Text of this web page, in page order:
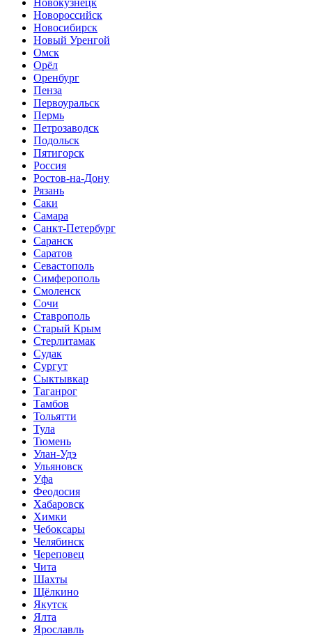
Новороссийск
Новосибирск
Новый Уренгой
Омск
Орёл
Оренбург
Пенза
Первоуральск
Пермь
Петрозаводск
Подольск
Пятигорск
Россия
Ростов-на-Дону
Рязань
Саки
Самара
Санкт-Петербург
Саранск
Саратов
Севастополь
Симферополь
Смоленск
Сочи
Ставрополь
Старый Крым
Стерлитамак
Судак
Сургут
Сыктывкар
Таганрог
Тамбов
Тольятти
Тула
Тюмень
Улан-Удэ
Ульяновск
Уфа
Феодосия
Хабаровск
Химки
Чебоксары
Челябинск
Череповец
Чита
Шахты
Щёлкино
Якутск
Ялта
Ярославль